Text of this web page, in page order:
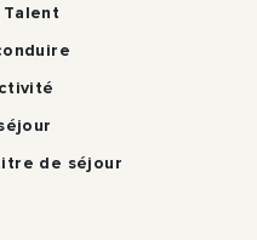
Talent
de séjour